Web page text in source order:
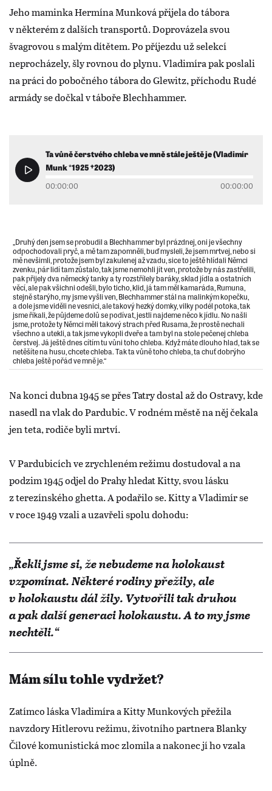
Jeho maminka Hermína Munková přijela do tábora
v některém z dalších transportů. Doprovázela svou
švagrovou s malým dítětem. Po příjezdu už selekcí
neprocházely, šly rovnou do plynu. Vladimíra pak poslali
na práci do pobočného tábora do Glewitz, příchodu Rudé
armády se dočkal v táboře Blechhammer.
Ta vůně čerstvého chleba ve mně stále ještě je (Vladimír
Munk *1925 †︎2023)
00:00:00 00:00:00
„Druhý den jsem se probudil a Blechhammer byl prázdnej, oni je všechny
odpochodovali pryč, a mě tam zapomněli, buď mysleli, že jsem mrtvej, nebo si
mě nevšimli, protože jsem byl zakulenej až vzadu, sice to ještě hlídali Němci
zvenku, pár lidí tam zůstalo, tak jsme nemohli jít ven, protože by nás zastřelili,
pak přijely dva německý tanky a ty rozstřílely baráky, sklad jídla a ostatních
věcí, ale pak všichni odešli, bylo ticho, klid, já tam měl kamaráda, Rumuna,
stejně starýho, my jsme vyšli ven, Blechhammer stál na malinkým kopečku,
a dole jsme viděli ne vesnici, ale takový hezký domky, vilky podél potoka, tak
jsme říkali, že půjdeme dolů se podívat, jestli najdeme něco k jídlu. No našli
jsme, protože ty Němci měli takový strach před Rusama, že prostě nechali
všechno a utekli, a tak jsme vykopli dveře a tam byl na stole pečenej chleba
čerstvej. Já ještě dnes cítím tu vůni toho chleba. Když máte dlouho hlad, tak se
netěšíte na husu, chcete chleba. Tak ta vůně toho chleba, ta chuť dobrýho
chleba ještě pořád ve mně je.“
Na konci dubna 1945 se přes Tatry dostal až do Ostravy, kde
nasedl na vlak do Pardubic. V rodném městě na něj čekala
jen teta, rodiče byli mrtví.
V Pardubicích ve zrychleném režimu dostudoval a na
podzim 1945 odjel do Prahy hledat Kitty, svou lásku
z terezínského ghetta. A podařilo se. Kitty a Vladimír se
v roce 1949 vzali a uzavřeli spolu dohodu:
„Řekli jsme si, že nebudeme na holokaust
vzpomínat. Některé rodiny přežily, ale
v holokaustu dál žily. Vytvořili tak druhou
a pak další generaci holokaustu. A to my jsme
nechtěli.“
Mám sílu tohle vydržet?
Zatímco láska Vladimíra a Kitty Munkových přežila
navzdory Hitlerovu režimu, životního partnera Blanky
Čílové komunistická moc zlomila a nakonec jí ho vzala
úplně.